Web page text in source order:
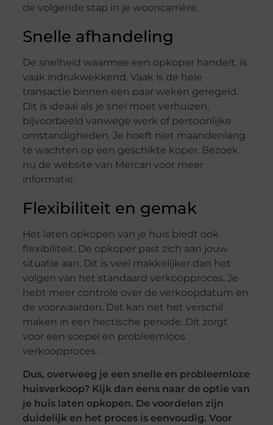
de volgende stap in je wooncarrière.
Snelle afhandeling
De snelheid waarmee een opkoper handelt, is
vaak indrukwekkend. Vaak is de hele
transactie binnen een paar weken geregeld.
Dit is ideaal als je snel moet verhuizen,
bijvoorbeeld vanwege werk of persoonlijke
omstandigheden. Je hoeft niet maandenlang
te wachten op een geschikte koper. Bezoek
nu de website van Mercari voor meer
informatie.
Flexibiliteit en gemak
Het laten opkopen van je huis biedt ook
flexibiliteit. De opkoper past zich aan jouw
situatie aan. Dit is veel makkelijker dan het
volgen van het standaard verkoopproces. Je
hebt meer controle over de verkoopdatum en
de voorwaarden. Dat kan net het verschil
maken in een hectische periode. Dit zorgt
voor een soepel en probleemloos
verkoopproces.
Dus, overweeg je een snelle en probleemloze
huisverkoop? Kijk dan eens naar de optie van
je huis laten opkopen. De voordelen zijn
duidelijk en het proces is eenvoudig. Voor